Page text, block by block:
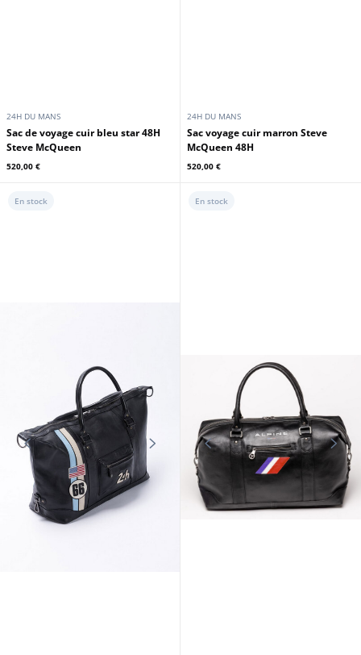
24H DU MANS
Sac de voyage cuir bleu star 48H
Steve McQueen
520,00 €
24H DU MANS
Sac voyage cuir marron Steve
McQueen 48H
520,00 €
En stock En stock